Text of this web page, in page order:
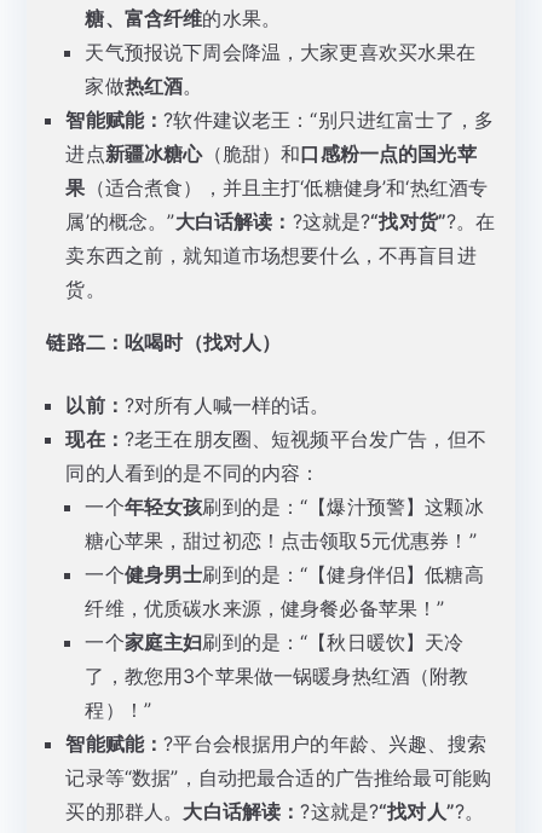
糖、富含纤维的水果。
天气预报说下周会降温，大家更喜欢买水果在
家做热红酒。
智能赋能：?软件建议老王：“别只进红富士了，多
进点新疆冰糖心（脆甜）和口感粉一点的国光苹
果 （适合煮食），并且主打‘低糖健身’和‘热红酒专
属’的概念。”大白话解读： ?这就是?“找对货”?。在
卖东西之前，就知道市场想要什么，不再盲目进
货。
链路二：吆喝时（找对人）
以前： ?对所有人喊一样的话。
现在： ?老王在朋友圈、短视频平台发广告，但不
同的人看到的是不同的内容：
一个年轻女孩刷到的是：“【爆汁预警】这颗冰
糖心苹果，甜过初恋！点击领取5元优惠券！”
一个健身男士刷到的是：“【健身伴侣】低糖高
纤维，优质碳水来源，健身餐必备苹果！”
一个家庭主妇刷到的是：“【秋日暖饮】天冷
了，教您用3个苹果做一锅暖身热红酒（附教
程）！”
智能赋能：?平台会根据用户的年龄、兴趣、搜索
记录等“数据”，自动把最合适的广告推给最可能购
买的那群人。 大白话解读：?这就是?“找对人”?。